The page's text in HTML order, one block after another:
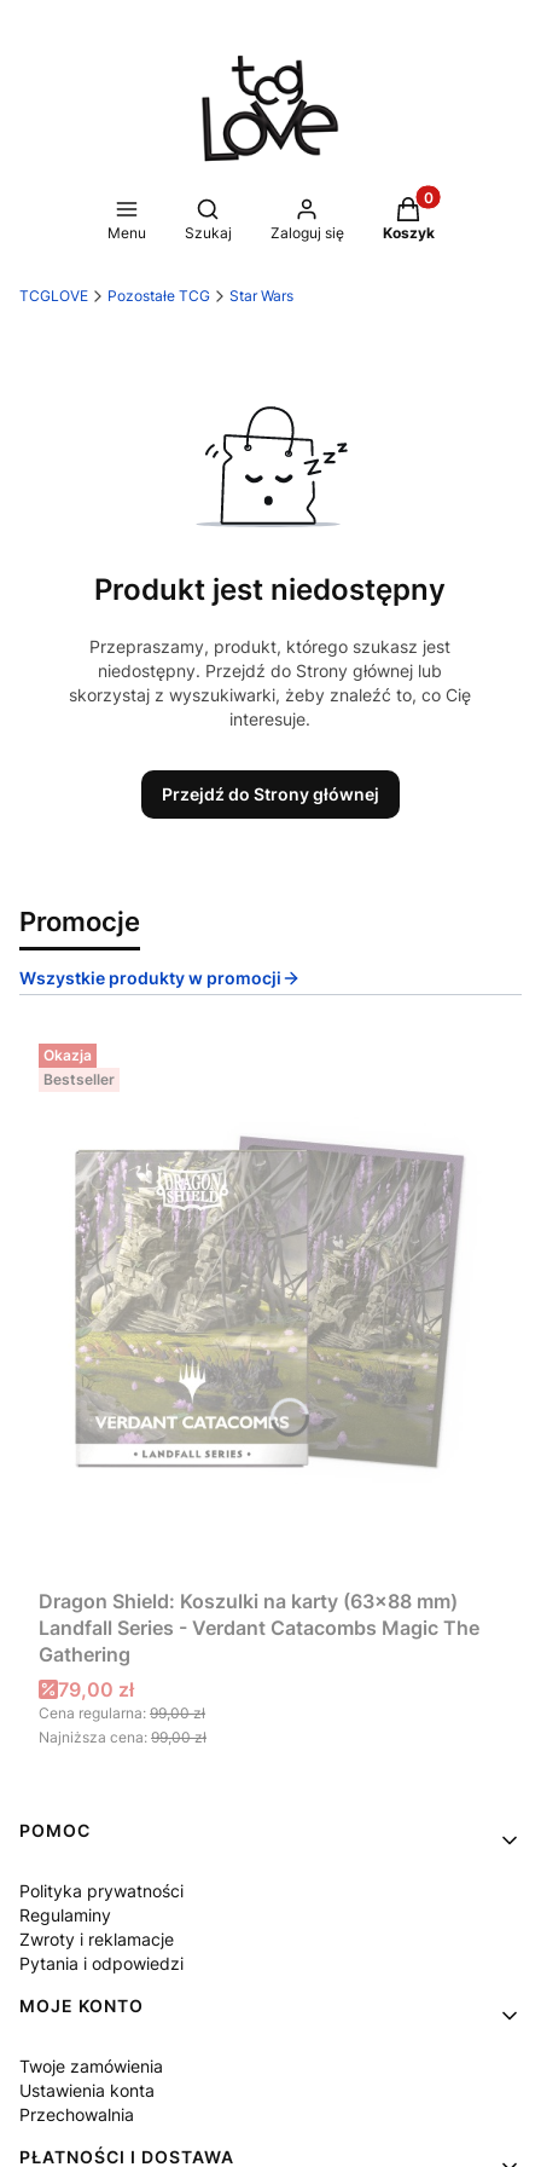
Menu
Otwórz wyszukiwarkę
Szukaj Zaloguj się
Produkty w
Koszyk
TCGLOVE Pozostałe TCG Star Wars
Produkt jest niedostępny
Przepraszamy, produkt, którego szukasz jest
niedostępny. Przejdź do Strony głównej lub
skorzystaj z wyszukiwarki, żeby znaleźć to, co Cię
interesuje.
Przejdź do Strony głównej
Promocje
Wszystkie produkty w promocji
Okazja
Bestseller
Dragon Shield: Koszulki na karty (63x88 mm)
Landfall Series - Verdant Catacombs Magic The
Gathering
Cena promocyjna
79,00 zł
Cena regularna: 99,00 zł
Najniższa cena: 99,00 zł
Linki w stopce
POMOC
Polityka prywatności
Regulaminy
Zwroty i reklamacje
Pytania i odpowiedzi
MOJE KONTO
Twoje zamówienia
Ustawienia konta
Przechowalnia
PŁATNOŚCI I DOSTAWA